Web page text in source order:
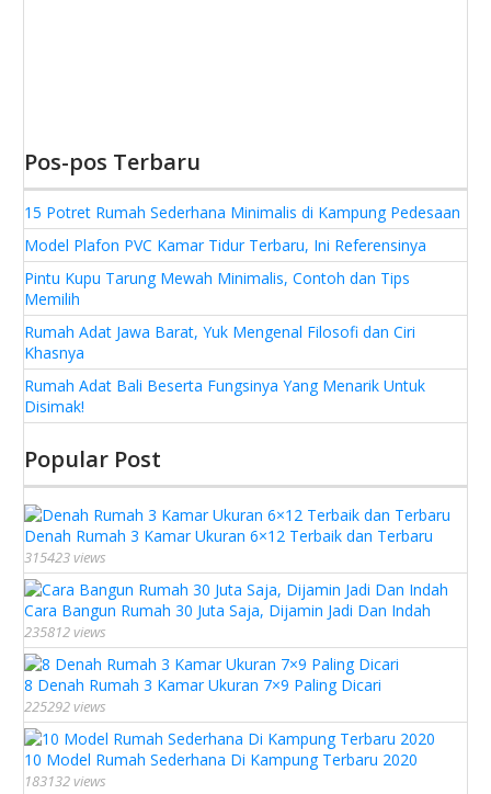
Pos-pos Terbaru
15 Potret Rumah Sederhana Minimalis di Kampung Pedesaan
Model Plafon PVC Kamar Tidur Terbaru, Ini Referensinya
Pintu Kupu Tarung Mewah Minimalis, Contoh dan Tips
Memilih
Rumah Adat Jawa Barat, Yuk Mengenal Filosofi dan Ciri
Khasnya
Rumah Adat Bali Beserta Fungsinya Yang Menarik Untuk
Disimak!
Popular Post
Denah Rumah 3 Kamar Ukuran 6×12 Terbaik dan Terbaru
315423 views
Cara Bangun Rumah 30 Juta Saja, Dijamin Jadi Dan Indah
235812 views
8 Denah Rumah 3 Kamar Ukuran 7×9 Paling Dicari
225292 views
10 Model Rumah Sederhana Di Kampung Terbaru 2020
183132 views